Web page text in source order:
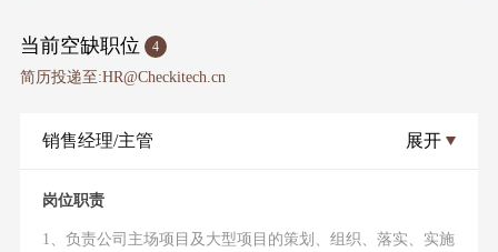
当前空缺职位 4
简历投递至:HR@Checkitech.cn
销售经理/主管 展开
岗位职责
1、负责公司主场项目及大型项目的策划、组织、落实、实施